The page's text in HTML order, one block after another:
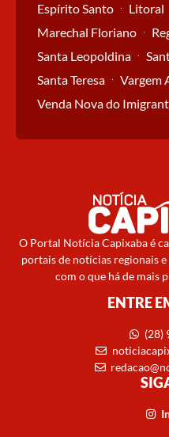
Espírito Santo
Litoral
Marechal Floriano
Santa Leopoldina
Santa Teresa
Vargem
Venda Nova do
O Portal Notícia Capixaba é
portais de notícias regionais
com o que há de mais
ENTRE
(28)